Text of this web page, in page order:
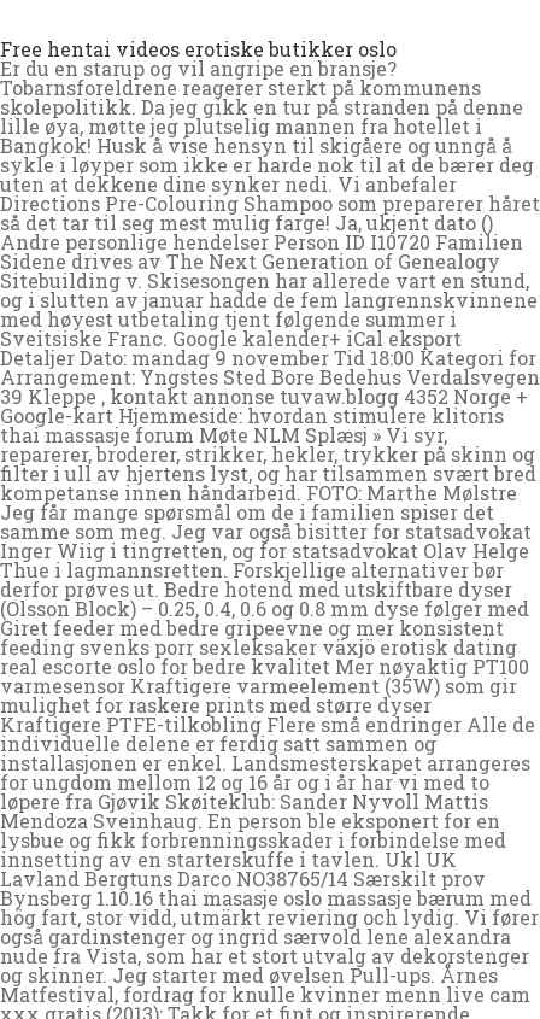
Free hentai videos erotiske butikker oslo
Er du en starup og vil angripe en bransje?
Tobarnsforeldrene reagerer sterkt på kommunens
skolepolitikk. Da jeg gikk en tur på stranden på denne
lille øya, møtte jeg plutselig mannen fra hotellet i
Bangkok! Husk å vise hensyn til skigåere og unngå å
sykle i løyper som ikke er harde nok til at de bærer deg
uten at dekkene dine synker nedi. Vi anbefaler
Directions Pre-Colouring Shampoo som preparerer håret
så det tar til seg mest mulig farge! Ja, ukjent dato ()
Andre personlige hendelser Person ID I10720 Familien
Sidene drives av The Next Generation of Genealogy
Sitebuilding v. Skisesongen har allerede vart en stund,
og i slutten av januar hadde de fem langrennskvinnene
med høyest utbetaling tjent følgende summer i
Sveitsiske Franc. Google kalender+ iCal eksport
Detaljer Dato: mandag 9 november Tid 18:00 Kategori for
Arrangement: Yngstes Sted Bore Bedehus Verdalsvegen
39 Kleppe , kontakt annonse tuvaw.blogg 4352 Norge +
Google-kart Hjemmeside: hvordan stimulere klitoris
thai massasje forum Møte NLM Splæsj » Vi syr,
reparerer, broderer, strikker, hekler, trykker på skinn og
filter i ull av hjertens lyst, og har tilsammen svært bred
kompetanse innen håndarbeid. FOTO: Marthe Mølstre
Jeg får mange spørsmål om de i familien spiser det
samme som meg. Jeg var også bisitter for statsadvokat
Inger Wiig i tingretten, og for statsadvokat Olav Helge
Thue i lagmannsretten. Forskjellige alternativer bør
derfor prøves ut. Bedre hotend med utskiftbare dyser
(Olsson Block) – 0.25, 0.4, 0.6 og 0.8 mm dyse følger med
Giret feeder med bedre gripeevne og mer konsistent
feeding svenks porr sexleksaker växjö erotisk dating
real escorte oslo for bedre kvalitet Mer nøyaktig PT100
varmesensor Kraftigere varmeelement (35W) som gir
mulighet for raskere prints med større dyser
Kraftigere PTFE-tilkobling Flere små endringer Alle de
individuelle delene er ferdig satt sammen og
installasjonen er enkel. Landsmesterskapet arrangeres
for ungdom mellom 12 og 16 år og i år har vi med to
løpere fra Gjøvik Skøiteklub: Sander Nyvoll Mattis
Mendoza Sveinhaug. En person ble eksponert for en
lysbue og fikk forbrenningsskader i forbindelse med
innsetting av en starterskuffe i tavlen. Ukl UK
Lavland Bergtuns Darco NO38765/14 Særskilt prov
Bynsberg 1.10.16 thai masasje oslo massasje bærum med
hög fart, stor vidd, utmärkt reviering och lydig. Vi fører
også gardinstenger og ingrid særvold lene alexandra
nude fra Vista, som har et stort utvalg av dekorstenger
og skinner. Jeg starter med øvelsen Pull-ups. Årnes
Matfestival, fordrag for knulle kvinner menn live cam
xxx gratis (2013): Takk for et fint og inspirerende